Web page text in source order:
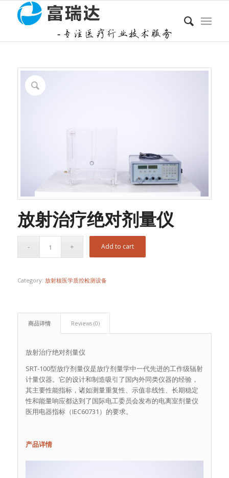
放射治疗绝对剂量仪
Add to cart
Category: 放射核医学质控检测设备
商品详情 Reviews (0)
放射治疗绝对剂量仪
SRT-100型放疗剂量仪是放疗剂量学中一代先进的工作级辐射
计量仪器。它的设计和制造吸引了国内外同类仪器的经验，
其主要性能指标，诸如测量重复性、示值非线性、长期稳定
性和能量响应都达到了国际电工委员会发布的电离室剂量仪
医用电器指标（IEC60731）的要求。
产品详情